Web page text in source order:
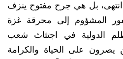
انتهى، بل هي جرح مفتوح ينزف
المشؤوم إلى محرقة غزة
الدولية في اجتثاث شعب
يصرون على الحياة والكرامة